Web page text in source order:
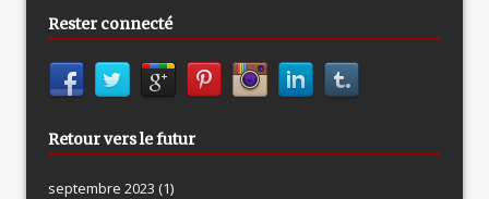
Rester connecté
Retour vers le futur
septembre 2023 (1)